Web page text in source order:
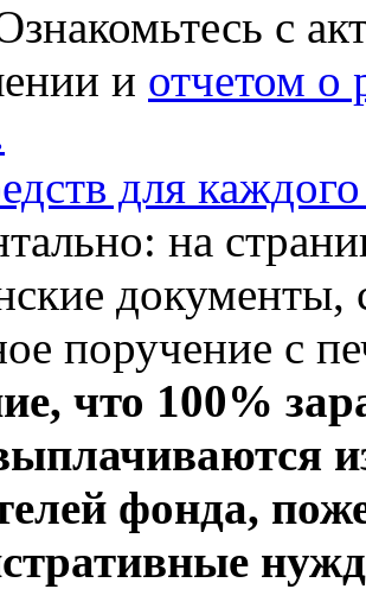
с
и отчетом о
для
на
документы,
поручение с
что 100%
фонда,